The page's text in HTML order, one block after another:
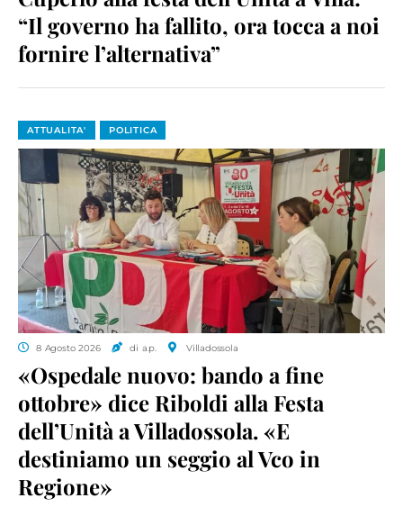
“Il governo ha fallito, ora tocca a noi
fornire l’alternativa”
ATTUALITA' POLITICA
8 Agosto 2026 di a.p. Villadossola
«Ospedale nuovo: bando a fine
ottobre» dice Riboldi alla Festa
dell’Unità a Villadossola. «E
destiniamo un seggio al Vco in
Regione»